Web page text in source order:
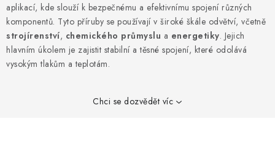
ELEKTRONÁŘADÍ
LEPENÍ A SPOJOVÁNÍ
aplikací, kde slouží k bezpečnému a efektivnímu spojení různých
komponentů. Tyto příruby se používají v široké škále odvětví, včetně
strojírenství, chemického průmyslu a energetiky. Jejich
hlavním úkolem je zajistit stabilní a těsné spojení, které odolává
vysokým tlakům a teplotám.
Chci se dozvědět víc